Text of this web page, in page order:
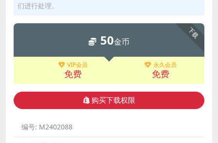
们进行处理。
下载
50金币
VIP会员
免费
永久会员
免费
购买下载权限
编号: M2402088